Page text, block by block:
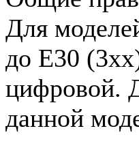
Для
до E30
цифровой.
данной